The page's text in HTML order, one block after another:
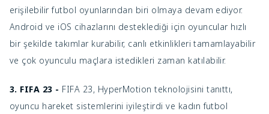
erişilebilir futbol oyunlarından biri olmaya devam ediyor.
Android ve iOS cihazlarını desteklediği için oyuncular hızlı
bir şekilde takımlar kurabilir, canlı etkinlikleri tamamlayabilir
ve çok oyunculu maçlara istedikleri zaman katılabilir.
3. FIFA 23 - FIFA 23, HyperMotion teknolojisini tanıttı,
oyuncu hareket sistemlerini iyileştirdi ve kadın futbol